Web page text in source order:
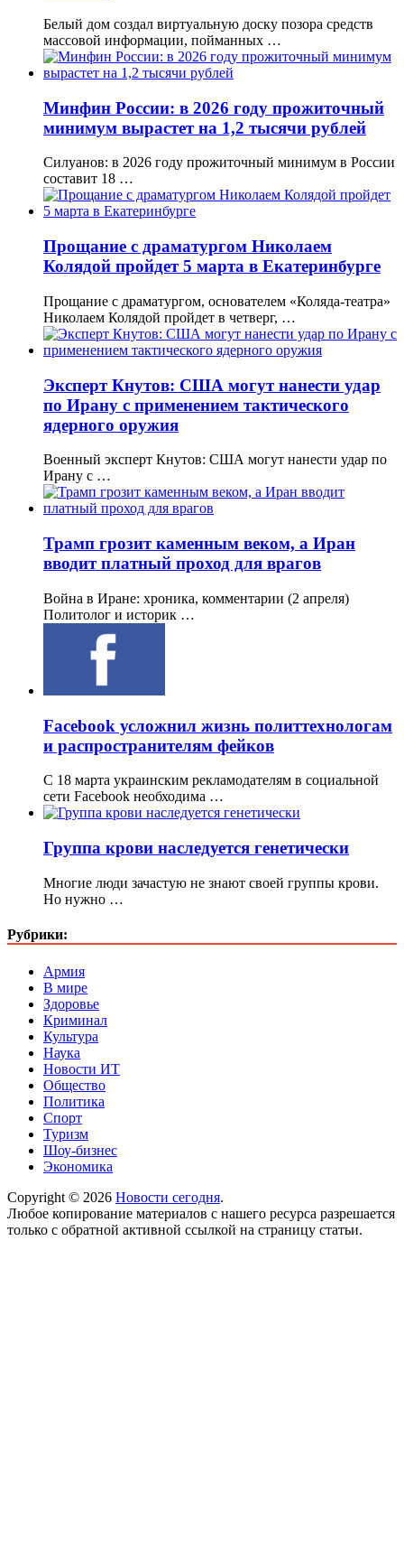
Белый дом создал виртуальную доску позора средств
массовой информации, пойманных …
Минфин России: в 2026 году прожиточный
минимум вырастет на 1,2 тысячи рублей
Силуанов: в 2026 году прожиточный минимум в России
составит 18 …
Прощание с драматургом Николаем
Колядой пройдет 5 марта в Екатеринбурге
Прощание с драматургом, основателем «Коляда-театра»
Николаем Колядой пройдет в четверг, …
Эксперт Кнутов: США могут нанести удар
по Ирану с применением тактического
ядерного оружия
Военный эксперт Кнутов: США могут нанести удар по
Ирану с …
Трамп грозит каменным веком, а Иран
вводит платный проход для врагов
Война в Иране: хроника, комментарии (2 апреля)
Политолог и историк …
Facebook усложнил жизнь политтехнологам
и распространителям фейков
С 18 марта украинским рекламодателям в социальной
сети Facebook необходима …
Группа крови наследуется генетически
Многие люди зачастую не знают своей группы крови.
Но нужно …
Рубрики:
Армия
В мире
Здоровье
Криминал
Культура
Наука
Новости ИТ
Общество
Политика
Спорт
Туризм
Шоу-бизнес
Экономика
Copyright © 2026 Новости сегодня.
Любое копирование материалов с нашего ресурса разрешается
только с обратной активной ссылкой на страницу статьи.